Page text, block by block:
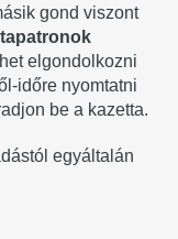
gond viszont
elgondolkozni
időre nyomtatni
be a kazetta.
egyáltalán